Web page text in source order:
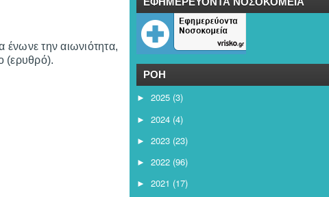
την αιωνιότητα,
(ερυθρό).
ΡΟΗ
► 2025 (3)
► 2024 (4)
► 2023 (23)
► 2022 (96)
► 2021 (17)